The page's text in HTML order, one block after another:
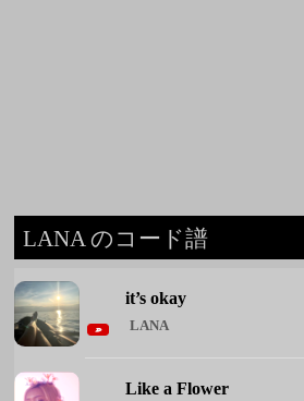
LANA のコード譜
it’s okay
LANA
Like a Flower